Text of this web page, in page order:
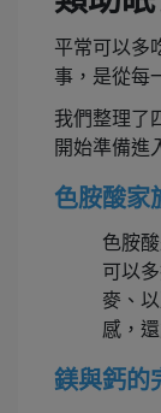
平常可以多
事，是從每
我們整理了
開始準備進
色胺酸家
色胺
可以
麥、
感，
鎂與鈣的